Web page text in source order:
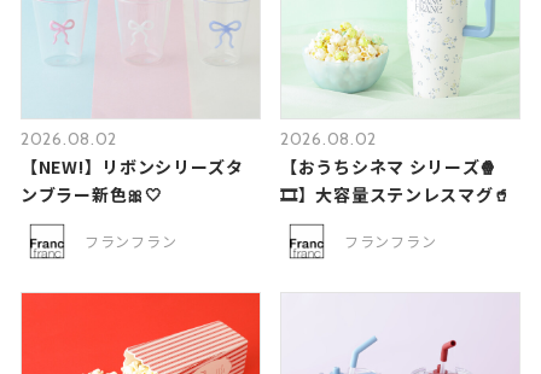
2026.08.02
【NEW!】リボンシリーズタ
ンブラー新色🎀🤍
フランフラン
2026.08.02
【おうちシネマ シリーズ🍿
🎞️】大容量ステンレスマグ🥤
フランフラン